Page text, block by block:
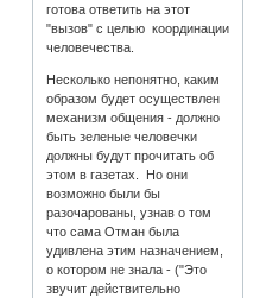
готова ответить на этот
"вызов" с целью координации
человечества.
Несколько непонятно, каким
образом будет осуществлен
механизм общения - должно
быть зеленые человечки
должны будут прочитать об
этом в газетах. Но они
возможно были бы
разочарованы, узнав о том
что сама Отман была
удивлена этим назначением,
о котором не знала - ("Это
звучит действительно